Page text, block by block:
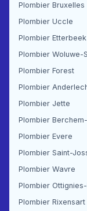
Plombier Bruxelles
Plombier Uccle
Plombier Etterbeek
Plombier Forest
Plombier
Plombier Jette
Plombier Evere
Plombier Saint-
Plombier Wavre
Plombier Rixensart